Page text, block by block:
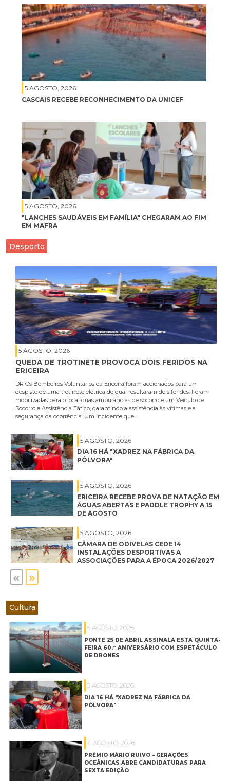
5 AGOSTO, 2026
CASCAIS RECEBE RECONHECIMENTO DA UNICEF
5 AGOSTO, 2026
"LANCHES SAUDÁVEIS EM FAMÍLIA" CHEGARAM AO FIM
EM MAFRA
Desporto
5 AGOSTO, 2026
QUEDA DE TROTINETE PROVOCA DOIS FERIDOS NA
ERICEIRA
DR Os Bombeiros Voluntários da Ericeira foram accionados para um
despiste de uma trotinete elétrica do qual resultaram dois feridos. Foram
mobilizadas para o local duas ambulâncias de socorro e um Veículo de
Socorro e Assistência Tático, garantindo a assistência às vítimas e a
segurança da ocorrência. Um incidente que…
5 AGOSTO, 2026
DIA 16 HÁ "XADREZ NA FÁBRICA DA
PÓLVORA"
5 AGOSTO, 2026
ERICEIRA RECEBE PROVA DE NATAÇÃO EM
ÁGUAS ABERTAS E PADDLE TROPHY A 15
DE AGOSTO
5 AGOSTO, 2026
CÂMARA DE ODIVELAS CEDE 14
INSTALAÇÕES DESPORTIVAS A
ASSOCIAÇÕES PARA A ÉPOCA 2026/2027
« »
Cultura
5 AGOSTO, 2026
PONTE 25 DE ABRIL ASSINALA ESTA QUINTA-
FEIRA 60.º ANIVERSÁRIO COM ESPETÁCULO
DE DRONES
5 AGOSTO, 2026
DIA 16 HÁ "XADREZ NA FÁBRICA DA
PÓLVORA"
4 AGOSTO, 2026
PRÉMIO MÁRIO RUIVO – GERAÇÕES
OCEÂNICAS ABRE CANDIDATURAS PARA
SEXTA EDIÇÃO